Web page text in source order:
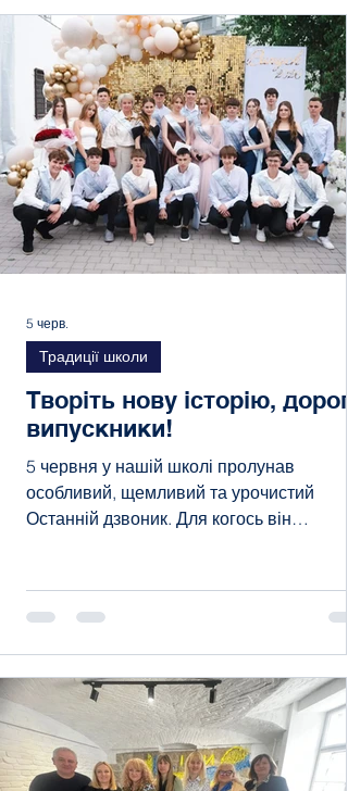
офіційно відкрили зміну, скріпивши
«Кодекс Вартового міста» відбитками
пальців! Віртуальна Польща: Мандрували
без паспортів, досліджували таємниці
польських міст та історію муль
Творіть нову історію, дорогі
випускники!
5 червня у нашій школі пролунав
особливий, щемливий та урочистий
Останній дзвоник. Для когось він
одинадцятикласники, став символом
завершення незабутніх шкільних років
початком дорослого життя. Уся шкільна
родина щиро вітає вас із закінченням
школи! Попереду — безмежні
та абсолютно новий, захопливий етап.
Нехай цей старт буде успішним, а
майбутнє — яскравим, мирним та
Традиції школи
5 черв.